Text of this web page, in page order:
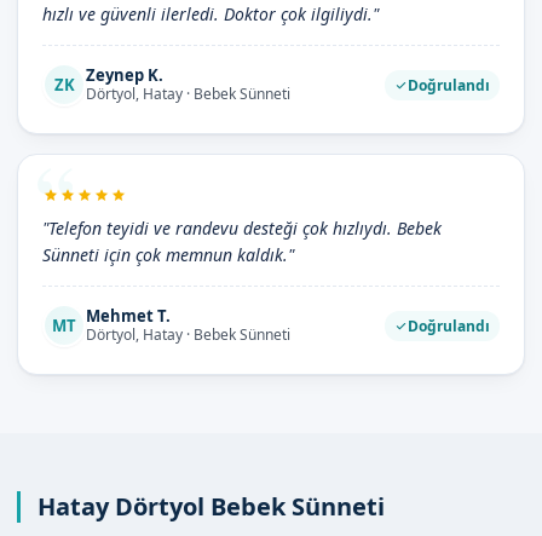
hızlı ve güvenli ilerledi. Doktor çok ilgiliydi."
ZK Zeynep K.
Dörtyol, Hatay · Bebek Sünneti Doğrulandı
"Telefon teyidi ve randevu desteği çok hızlıydı. Bebek
Sünneti için çok memnun kaldık."
MT Mehmet T.
Dörtyol, Hatay · Bebek Sünneti Doğrulandı
Hatay Dörtyol Bebek Sünneti